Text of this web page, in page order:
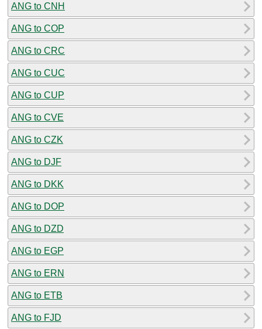
ANG to CNH
ANG to COP
ANG to CRC
ANG to CUC
ANG to CUP
ANG to CVE
ANG to CZK
ANG to DJF
ANG to DKK
ANG to DOP
ANG to DZD
ANG to EGP
ANG to ERN
ANG to ETB
ANG to FJD